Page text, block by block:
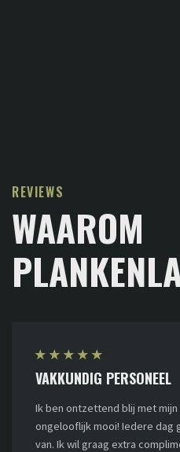
REVIEWS
WAAROM
★ ★ ★ ★ ★
VAKKUNDIG PERSONEEL
Ik ben ontzettend blij met
ongelooflijk mooi! Iedere dag
van. Ik wil graag extra